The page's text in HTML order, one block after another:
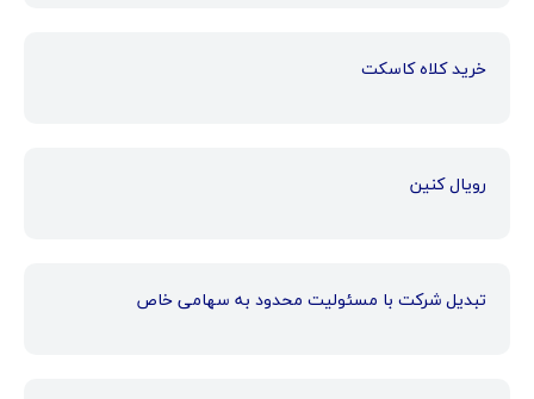
خرید کلاه کاسکت
رویال کنین
تبدیل شرکت با مسئولیت محدود به سهامی خاص